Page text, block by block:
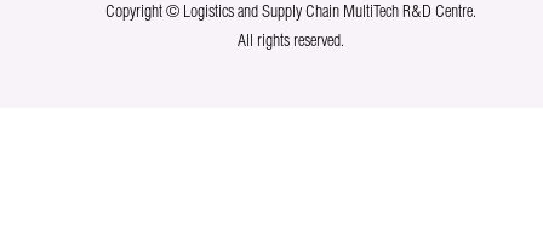
Copyright © Logistics and Supply Chain MultiTech R&D Centre.
All rights reserved.